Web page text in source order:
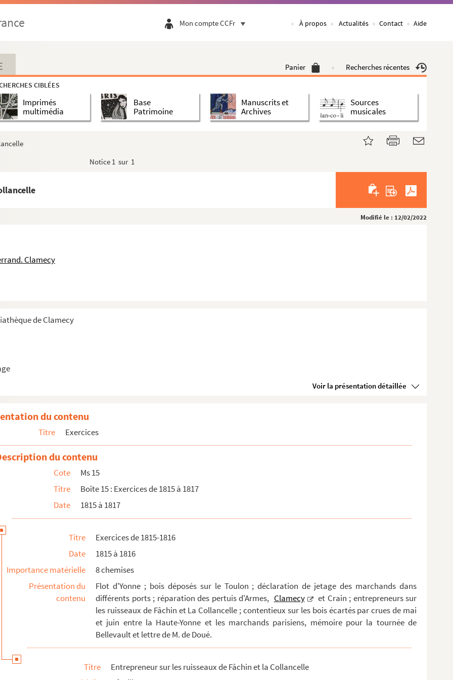
Mon compte CCFr À propos Actualités Contact Aide
Panier Recherches récentes
CIBLÉES
Imprimés
multimédia
Base
Patrimoine
Manuscrits et
Archives
Sources
musicales
Notice 1 sur 1
Modifié le : 12/02/2022
Clamecy
de Clamecy
Voir la présentation détaillée
ports des ruisseaux
et celui de la Haute-Yonne
du contenu
Titre Exercices
du contenu
Cote
Ms 15
Titre
Boîte 15 : Exercices de 1815 à 1817
Date
1815 à 1817
Titre
Exercices de 1815-1816
Date
1815 à 1816
Importance matérielle
8 chemises
Présentation du
contenu
Flot d'Yonne ; bois déposés sur le Toulon ; déclaration de jetage des marchands dans
différents ports ; réparation des pertuis d'Armes, Clamecy
et Crain ; entrepreneurs sur
les ruisseaux de Fâchin et La Collancelle ; contentieux sur les bois écartés par crues de mai
et juin entre la Haute-Yonne et les marchands parisiens, mémoire pour la tournée de
Bellevault et lettre de M. de Doué.
Titre
Entrepreneur sur les ruisseaux de Fâchin et la Collancelle